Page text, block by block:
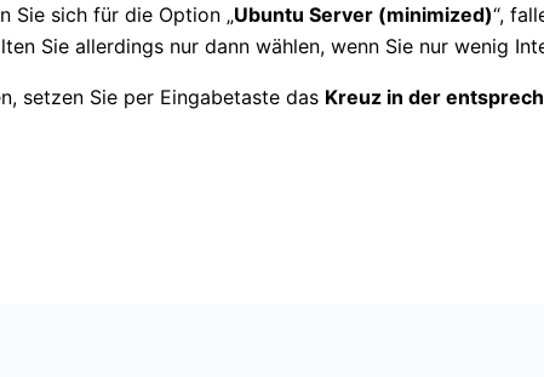
Sie sich für die Option „Ubuntu Server (minimized)“,
Sie allerdings nur dann wählen, wenn Sie nur wenig
setzen Sie per Eingabetaste das Kreuz in der